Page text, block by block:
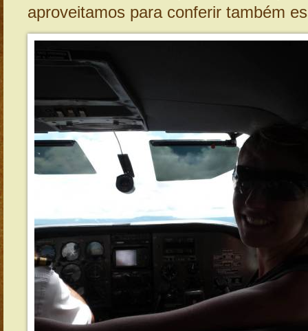
aproveitamos para conferir também